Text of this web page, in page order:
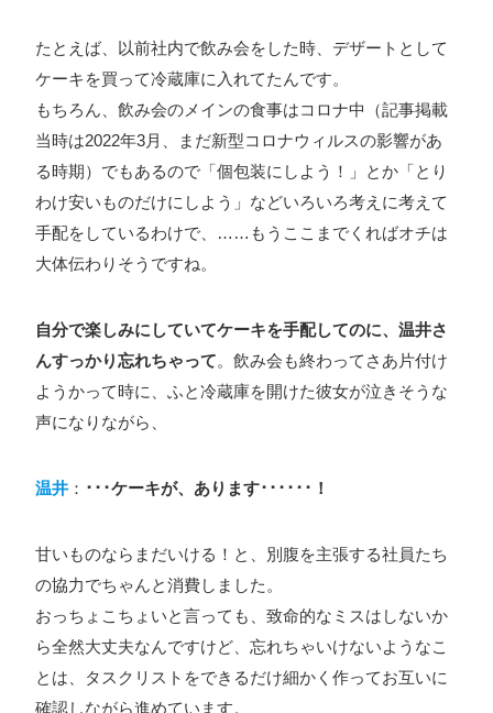
たとえば、以前社内で飲み会をした時、デザートとして
ケーキを買って冷蔵庫に入れてたんです。
もちろん、飲み会のメインの食事はコロナ中（記事掲載
当時は2022年3月、まだ新型コロナウィルスの影響があ
る時期）でもあるので「個包装にしよう！」とか「とり
わけ安いものだけにしよう」などいろいろ考えに考えて
手配をしているわけで、……もうここまでくればオチは
大体伝わりそうですね。
自分で楽しみにしていてケーキを手配してのに、温井さ
んすっかり忘れちゃって。飲み会も終わってさあ片付け
ようかって時に、ふと冷蔵庫を開けた彼女が泣きそうな
声になりながら、
温井 ： ･･･ケーキが、あります･･････！
甘いものならまだいける！と、別腹を主張する社員たち
の協力でちゃんと消費しました。
おっちょこちょいと言っても、致命的なミスはしないか
ら全然大丈夫なんですけど、忘れちゃいけないようなこ
とは、タスクリストをできるだけ細かく作ってお互いに
確認しながら進めています。